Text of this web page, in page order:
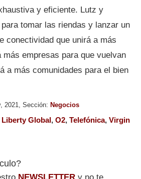
y eficiente. Lutz y
tomar las riendas y lanzar un
conectividad que unirá a más
más empresas para que vuelvan
a más comunidades para el bien
2021, Sección: Negocios
Liberty Global, O2, Telefónica, Virgin
NEWSLETTER y no te